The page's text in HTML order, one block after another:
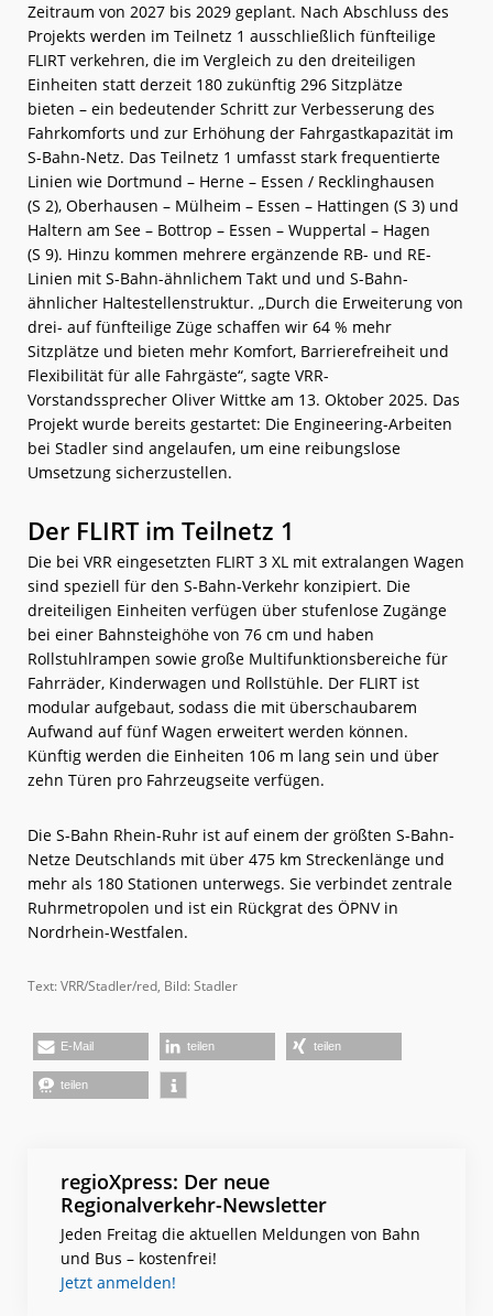
Zeitraum von 2027 bis 2029 geplant. Nach Abschluss des
Projekts werden im Teilnetz 1 ausschließlich fünfteilige
FLIRT verkehren, die im Vergleich zu den dreiteiligen
Einheiten statt derzeit 180 zukünftig 296 Sitzplätze
bieten – ein bedeutender Schritt zur Verbesserung des
Fahrkomforts und zur Erhöhung der Fahrgastkapazität im
S-Bahn-Netz. Das Teilnetz 1 umfasst stark frequentierte
Linien wie Dortmund – Herne – Essen / Recklinghausen
(S 2), Oberhausen – Mülheim – Essen – Hattingen (S 3) und
Haltern am See – Bottrop – Essen – Wuppertal – Hagen
(S 9). Hinzu kommen mehrere ergänzende RB- und RE-
Linien mit S-Bahn-ähnlichem Takt und und S-Bahn-
ähnlicher Haltestellenstruktur. „Durch die Erweiterung von
drei- auf fünfteilige Züge schaffen wir 64 % mehr
Sitzplätze und bieten mehr Komfort, Barrierefreiheit und
Flexibilität für alle Fahrgäste“, sagte VRR-
Vorstandssprecher Oliver Wittke am 13. Oktober 2025. Das
Projekt wurde bereits gestartet: Die Engineering-Arbeiten
bei Stadler sind angelaufen, um eine reibungslose
Umsetzung sicherzustellen.
Der FLIRT im Teilnetz 1
Die bei VRR eingesetzten FLIRT 3 XL mit extralangen Wagen
sind speziell für den S-Bahn-Verkehr konzipiert. Die
dreiteiligen Einheiten verfügen über stufenlose Zugänge
bei einer Bahnsteighöhe von 76 cm und haben
Rollstuhlrampen sowie große Multifunktionsbereiche für
Fahrräder, Kinderwagen und Rollstühle. Der FLIRT ist
modular aufgebaut, sodass die mit überschaubarem
Aufwand auf fünf Wagen erweitert werden können.
Künftig werden die Einheiten 106 m lang sein und über
zehn Türen pro Fahrzeugseite verfügen.
Die S-Bahn Rhein-Ruhr ist auf einem der größten S-Bahn-
Netze Deutschlands mit über 475 km Streckenlänge und
mehr als 180 Stationen unterwegs. Sie verbindet zentrale
Ruhrmetropolen und ist ein Rückgrat des ÖPNV in
Nordrhein-Westfalen.
Text: VRR/Stadler/red, Bild: Stadler
E-Mail teilen teilen
teilen
regioXpress: Der neue
Regionalverkehr-Newsletter
Jeden Freitag die aktuellen Meldungen von Bahn
und Bus – kostenfrei!
Jetzt anmelden!